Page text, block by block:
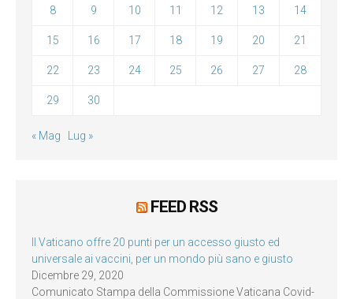
8 9 10 11 12 13 14
15 16 17 18 19 20 21
22 23 24 25 26 27 28
29 30
« Mag Lug »
FEED RSS
Il Vaticano offre 20 punti per un accesso giusto ed
universale ai vaccini, per un mondo più sano e giusto
Dicembre 29, 2020
Comunicato Stampa della Commissione Vaticana Covid-